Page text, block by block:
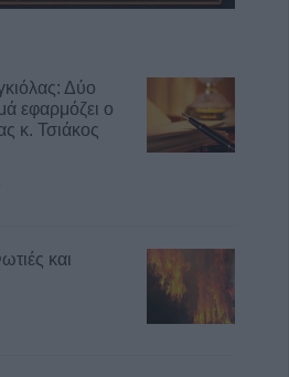
Δύο
εφαρμόζει ο
κ. Τσιάκος
και